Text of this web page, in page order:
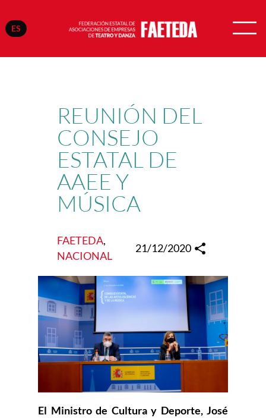
ES
Saltar
REUNIÓN DEL
CONSEJO
ESTATAL DE
AAEE Y
MÚSICA
FAETEDA
NACIONAL
21/12/2020
El Ministro de Cultura y Deporte, José